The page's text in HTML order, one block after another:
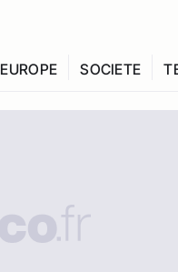
EUROPE SOCIETE